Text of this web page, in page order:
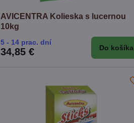
AVICENTRA Kolieska s lucernou
10kg
5 - 14 prac. dní
34,85 € Do košíka